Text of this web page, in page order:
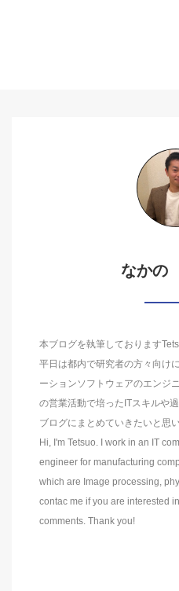
なかの
本ブログを執筆しております
平日は都内で研究者の方々向け
ーションソフトウェアのエンジ
の営業活動で培ったITスキルや
ブログにまとめていきたいと思い
Hi, I'm Tetsuo. I work in an IT
engineer for manufacturing
which are Image processing,
contac me if you are interested
comments. Thank you!